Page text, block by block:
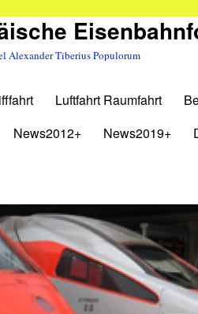
Alexander Tiberius Populorum
Luftfahrt Raumfahrt
News2012+ News2019+